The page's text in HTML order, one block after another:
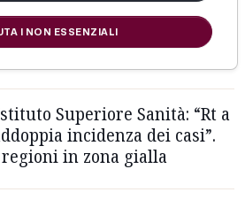
accordo per il ritorno
del difensore Bellusci.
dell'operazione
Superiore Sanità: “Rt a
incidenza dei casi”.
in zona gialla
I NON ESSENZIALI